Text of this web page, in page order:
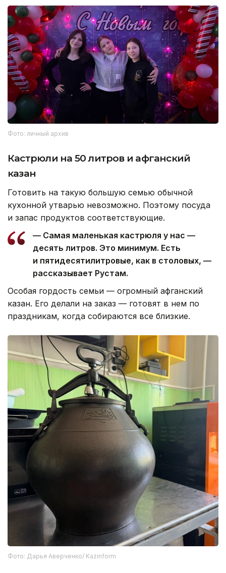
Фото: личный архив
Кастрюли на 50 литров и афганский
казан
Готовить на такую большую семью обычной
кухонной утварью невозможно. Поэтому посуда
и запас продуктов соответствующие.
— Самая маленькая кастрюля у нас —
десять литров. Это минимум. Есть
и пятидесятилитровые, как в столовых, —
рассказывает Рустам.
Особая гордость семьи — огромный афганский
казан. Его делали на заказ — готовят в нем по
праздникам, когда собираются все близкие.
Фото: Дарья Аверченко/ Kazinform